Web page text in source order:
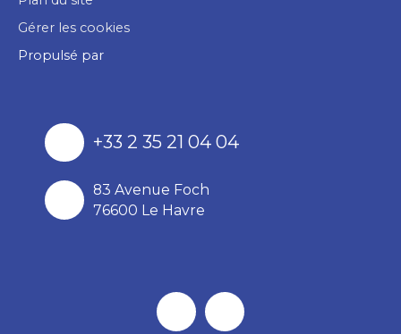
Gérer les cookies
Propulsé par
+33 2 35 21 04 04
83 Avenue Foch
76600 Le Havre